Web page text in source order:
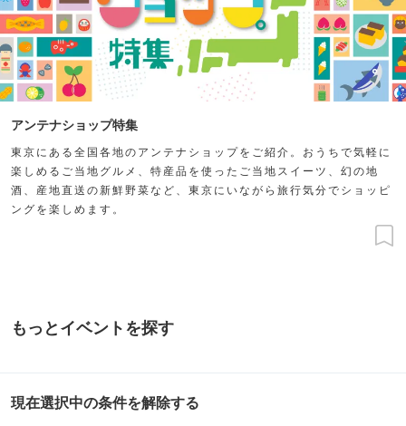
アンテナショップ特集
東京にある全国各地のアンテナショップをご紹介。おうちで気軽に
楽しめるご当地グルメ、特産品を使ったご当地スイーツ、幻の地
酒、産地直送の新鮮野菜など、東京にいながら旅行気分でショッピ
ングを楽しめます。
もっとイベントを探す
現在選択中の条件を解除する